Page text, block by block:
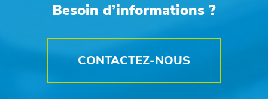
Besoin d’informations ?
CONTACTEZ-NOUS